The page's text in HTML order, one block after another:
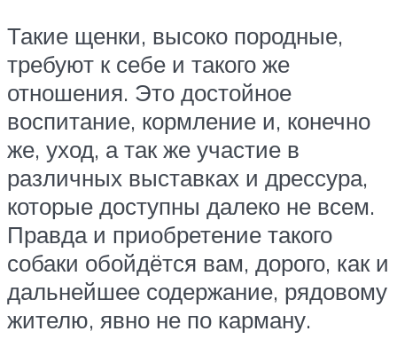
Такие щенки, высоко породные,
требуют к себе и такого же
отношения. Это достойное
воспитание, кормление и, конечно
же, уход, а так же участие в
различных выставках и дрессура,
которые доступны далеко не всем.
Правда и приобретение такого
собаки обойдётся вам, дорого, как и
дальнейшее содержание, рядовому
жителю, явно не по карману.